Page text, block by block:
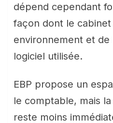
dépend cependant
façon dont le
environnement et de
logiciel utilisée.
EBP propose un
le comptable, mais
reste moins